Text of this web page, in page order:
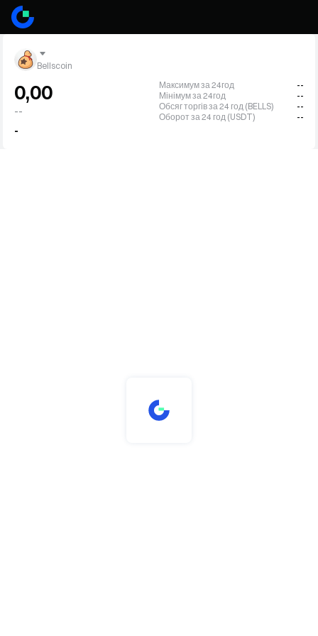
Bellscoin
0,00
--
-
Максимум за 24год
--
Мінімум за 24год
--
Обсяг торгів за 24 год (BELLS)
--
Оборот за 24 год (USDT)
--